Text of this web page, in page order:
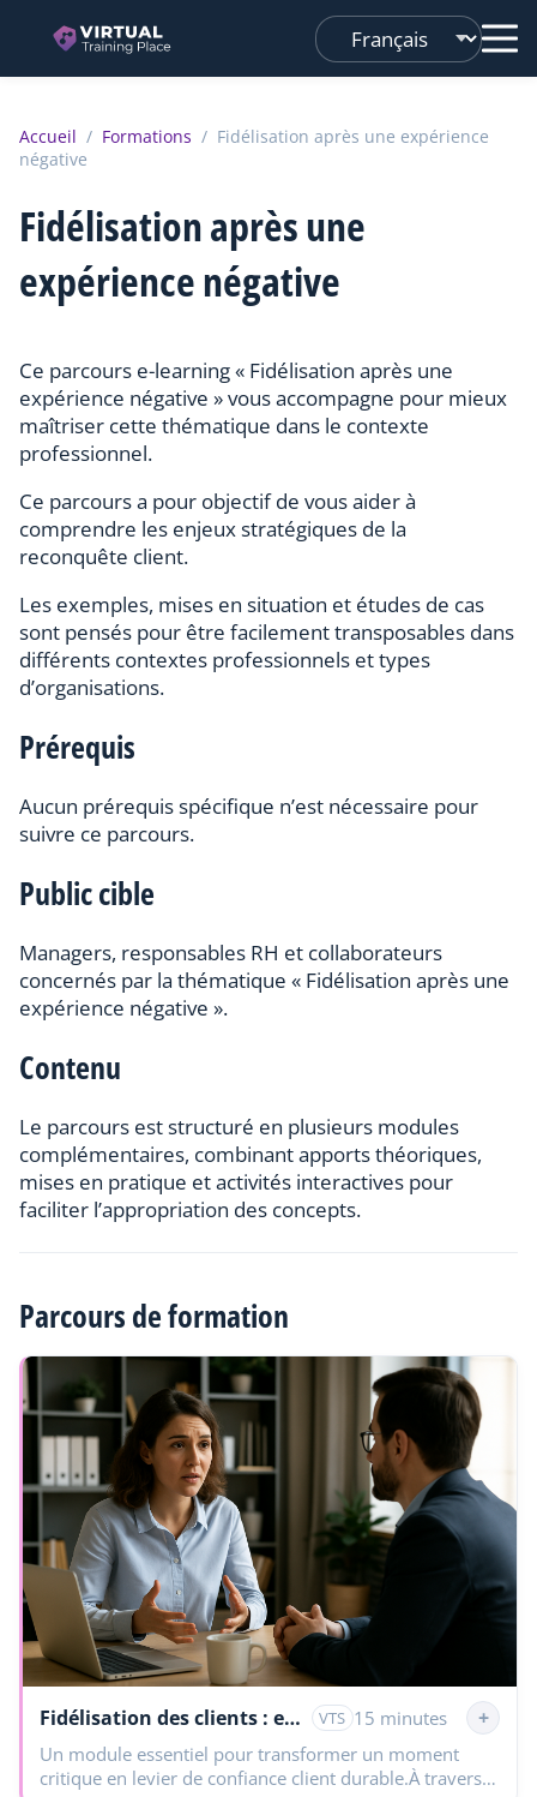
Changer
de
Accueil / Formations / Fidélisation après une expérience
négative
Fidélisation après une
expérience négative
Ce parcours e-learning « Fidélisation après une
expérience négative » vous accompagne pour mieux
maîtriser cette thématique dans le contexte
professionnel.
Ce parcours a pour objectif de vous aider à
comprendre les enjeux stratégiques de la
reconquête client.
Les exemples, mises en situation et études de cas
sont pensés pour être facilement transposables dans
différents contextes professionnels et types
d’organisations.
Prérequis
Aucun prérequis spécifique n’est nécessaire pour
suivre ce parcours.
Public cible
Managers, responsables RH et collaborateurs
concernés par la thématique « Fidélisation après une
expérience négative ».
Contenu
Le parcours est structuré en plusieurs modules
complémentaires, combinant apports théoriques,
mises en pratique et activités interactives pour
faciliter l’appropriation des concepts.
Parcours de formation
Fidélisation des clients : enjeux post-crise et stratégies efficaces VTS 15 minutes +
Un module essentiel pour transformer un moment
critique en levier de confiance client durable.À travers